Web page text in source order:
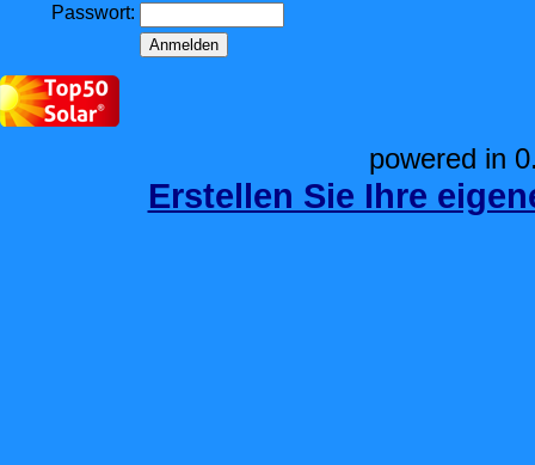
Passwort:
powered in
Erstellen Sie Ihre